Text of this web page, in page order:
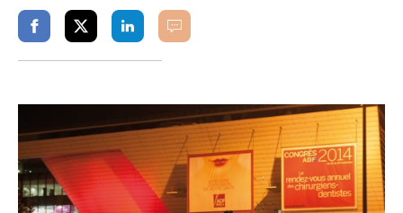
PartagerPartagerPartagerCommenter